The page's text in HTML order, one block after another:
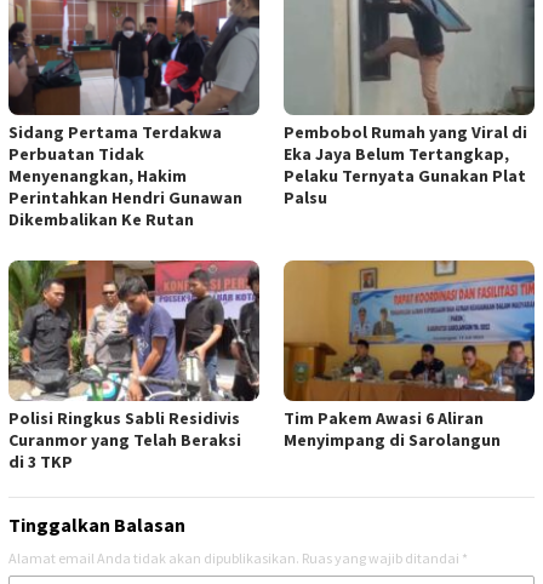
Sidang Pertama Terdakwa
Perbuatan Tidak
Menyenangkan, Hakim
Perintahkan Hendri Gunawan
Dikembalikan Ke Rutan
Pembobol Rumah yang Viral di
Eka Jaya Belum Tertangkap,
Pelaku Ternyata Gunakan Plat
Palsu
Polisi Ringkus Sabli Residivis
Curanmor yang Telah Beraksi
di 3 TKP
Tim Pakem Awasi 6 Aliran
Menyimpang di Sarolangun
Tinggalkan Balasan
Alamat email Anda tidak akan dipublikasikan. Ruas yang wajib ditandai *